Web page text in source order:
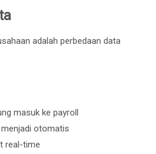
adalah perbedaan data
masuk ke payroll
otomatis
real-time